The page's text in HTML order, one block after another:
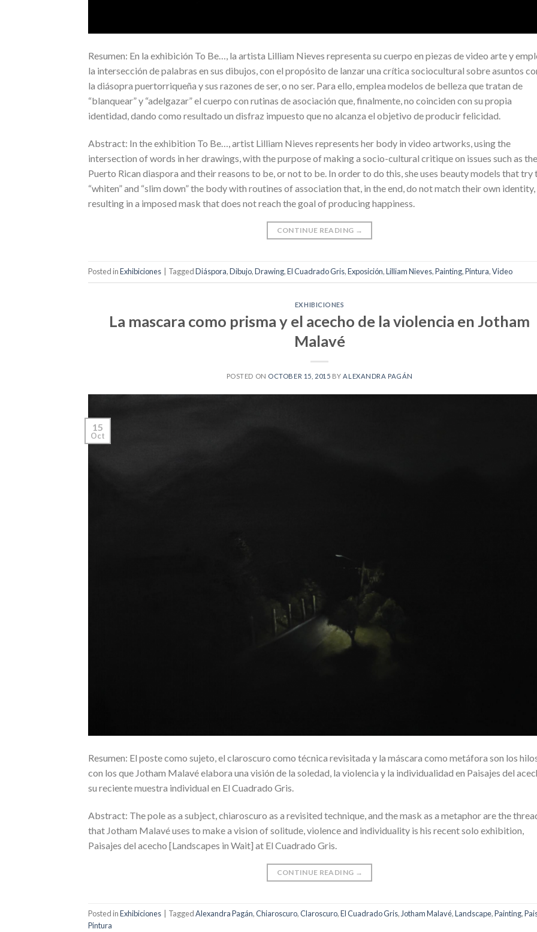
Resumen: En la exhibición To Be…, la artista Lilliam Nieves representa su cuerpo en piezas de video arte y
la intersección de palabras en sus dibujos, con el propósito de lanzar una crítica sociocultural sobre asuntos
la diásopra puertorriqueña y sus razones de ser, o no ser. Para ello, emplea modelos de belleza que tratan de
“blanquear” y “adelgazar” el cuerpo con rutinas de asociación que, finalmente, no coinciden con su propia
identidad, dando como resultado un disfraz impuesto que no alcanza el objetivo de producir felicidad.
Abstract: In the exhibition To Be…, artist Lilliam Nieves represents her body in video artworks, using the
intersection of words in her drawings, with the purpose of making a socio-cultural critique on issues such as the
Puerto Rican diaspora and their reasons to be, or not to be. In order to do this, she uses beauty models that try
“whiten” and “slim down” the body with routines of association that, in the end, do not match their own identity,
resulting in a imposed mask that does not reach the goal of producing happiness.
CONTINUE READING →
Posted inExhibiciones TaggedDiáspora,Dibujo,Drawing,El Cuadrado Gris,Exposición,Lilliam Nieves,Painting,Pintura,Video
EXHIBICIONES
La mascara como prisma y el acecho de la violencia en Jotham
Malavé
POSTED ON OCTOBER 15, 2015 BY ALEXANDRA PAGÁN
15
Oct
Resumen: El poste como sujeto, el claroscuro como técnica revisitada y la máscara como metáfora son los
con los que Jotham Malavé elabora una visión de la soledad, la violencia y la individualidad en Paisajes del
su reciente muestra individual en El Cuadrado Gris.
Abstract: The pole as a subject, chiaroscuro as a revisited technique, and the mask as a metaphor are the
that Jotham Malavé uses to make a vision of solitude, violence and individuality is his recent solo exhibition,
Paisajes del acecho [Landscapes in Wait] at El Cuadrado Gris.
CONTINUE READING →
Posted inExhibiciones TaggedAlexandra Pagán,Chiaroscuro,Claroscuro,El Cuadrado Gris,Jotham Malavé,Landscape,Painting,
Pintura